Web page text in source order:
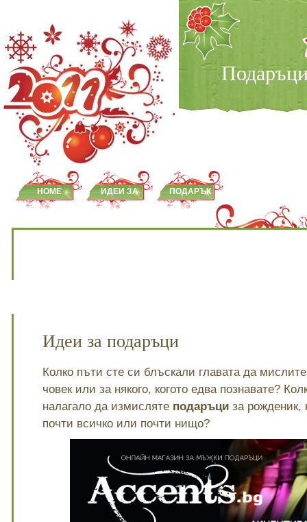
HOME ИДЕИ ЗА ПОДАРЪК
Идеи за подаръци
Колко пъти сте си блъскали главата да
човек или за някого, когото едва познавате?
налагало да измисляте подаръциза рожденик,
почти всичко или почти нищо?